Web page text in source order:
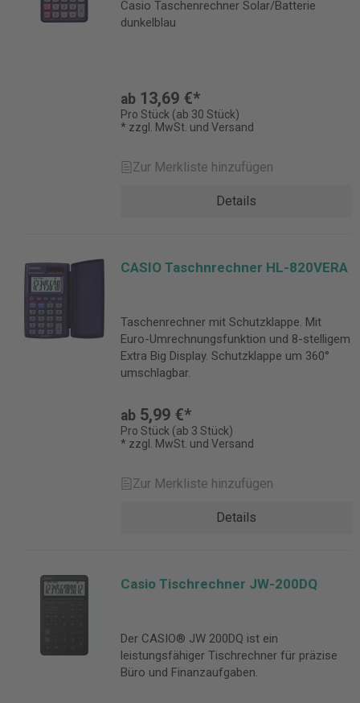
Casio Taschenrechner Solar/Batterie
dunkelblau
ab 13,69 €*
Pro Stück (ab 30 Stück)
* zzgl. MwSt. und Versand
Zur Merkliste hinzufügen
Details
CASIO Taschnrechner HL-820VERA
Taschenrechner mit Schutzklappe. Mit
Euro-Umrechnungsfunktion und 8-stelligem
Extra Big Display. Schutzklappe um 360°
umschlagbar.
ab 5,99 €*
Pro Stück (ab 3 Stück)
* zzgl. MwSt. und Versand
Zur Merkliste hinzufügen
Details
Casio Tischrechner JW-200DQ
Der CASIO® JW 200DQ ist ein
leistungsfähiger Tischrechner für präzise
Büro und Finanzaufgaben.